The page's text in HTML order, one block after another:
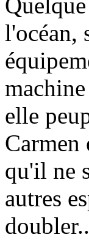
l'océan,
elle
Carmen
qu'il ne
autres